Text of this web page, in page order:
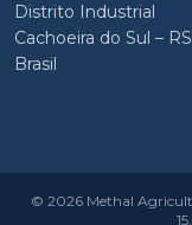
Distrito Industrial
Cachoeira do Sul – RS
Brasil
© 2026 Methal